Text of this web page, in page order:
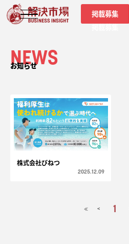
掲載募集
掲載募集
NEWS
お知らせ
株式会社びねつ
2025.12.09
≪ < 1